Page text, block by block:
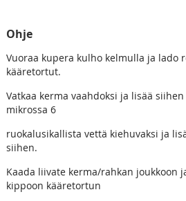
Ohje
Vuoraa kupera kulho kelmulla ja lado
kääretortut.
Vatkaa kerma vaahdoksi ja lisää
mikrossa 6
ruokalusikallista vettä kiehuvaksi ja
siihen.
Kaada liivate kerma/rahkan joukkoon
kippoon kääretortun